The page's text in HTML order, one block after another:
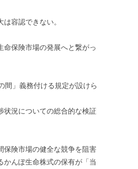
容認できない。
保険市場の発展へと繋がっ
間」義務付ける規定が設けら
状況についての総合的な検証
保険市場の健全な競争を阻害
んぽ生命株式の保有が「当